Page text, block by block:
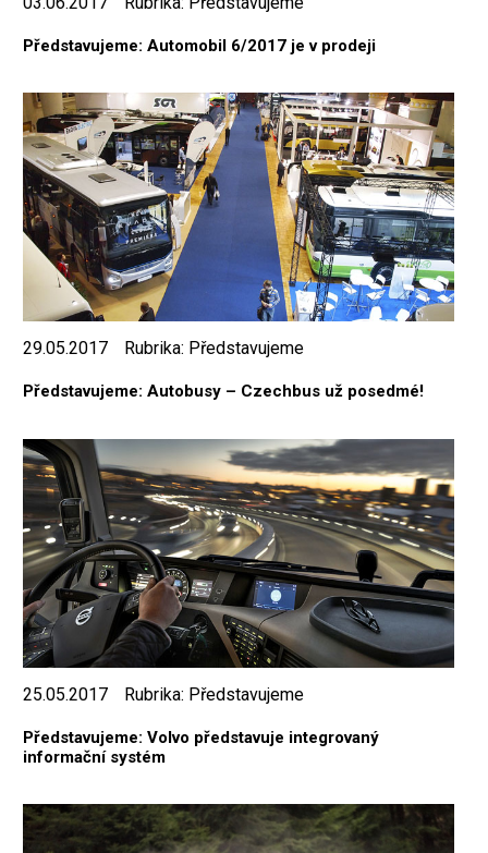
Představujeme: Automobil 6/2017 je v prodeji
29.05.2017 Rubrika: Představujeme
Představujeme: Autobusy – Czechbus už posedmé!
25.05.2017 Rubrika: Představujeme
Představujeme: Volvo představuje integrovaný
informační systém